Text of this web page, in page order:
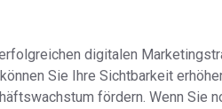
digitalen
Sie Ihre Sichtbarkeit
fördern. Wenn Sie